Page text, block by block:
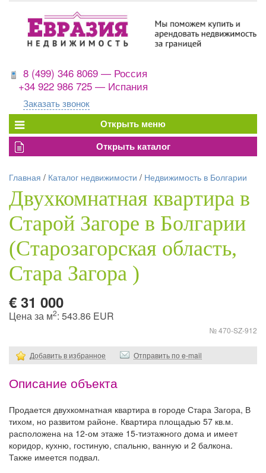
8 (499) 346 8069 — Россия
+34 922 986 725 — Испания
Заказать звонок
Главная / Каталог недвижимости / Недвижимость в Болгарии
Двухкомнатная квартира в
Старой Загоре в Болгарии
(Старозагорская область,
Стара Загора )
€ 31 000
Цена за м2: 543.86 EUR
№ 470-SZ-912
Добавить в избранное Отправить по e-mail
Описание объекта
Продается двухкомнатная квартира в городе Стара Загора, В
тихом, но развитом районе. Квартира площадью 57 кв.м.
расположена на 12-ом этаже 15-тиэтажного дома и имеет
коридор, кухню, гостиную, спальню, ванную и 2 балкона.
Также имеется подвал.